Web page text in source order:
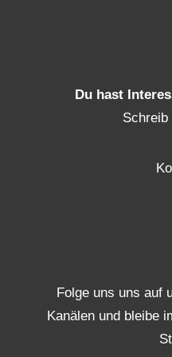
Du hast
Schreib
Folge uns uns auf
Kanälen und bleibe